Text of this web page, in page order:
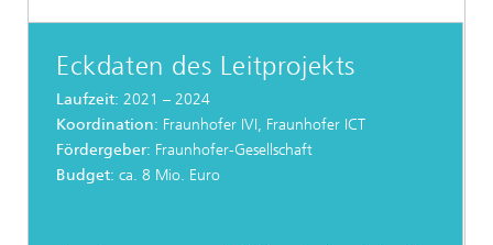
Eckdaten des Leitprojekts
Laufzeit: 2021 – 2024
Koordination: Fraunhofer IVI, Fraunhofer ICT
Fördergeber: Fraunhofer-Gesellschaft
Budget: ca. 8 Mio. Euro